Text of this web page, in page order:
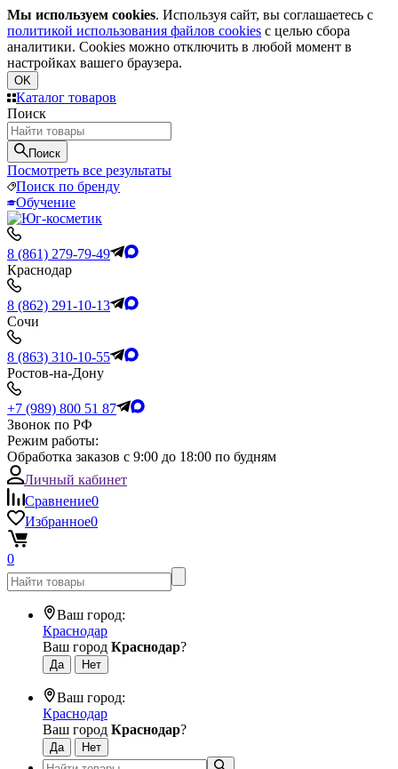
Мы используем cookies. Используя сайт, вы соглашаетесь с
политикой использования файлов cookies с целью сбора
аналитики. Cookies можно отключить в любой момент в
настройках вашего браузера.
OK
Каталог товаров
Поиск
Поиск
Посмотреть все результаты
Поиск по бренду
Обучение
8 (861) 279-79-49
Краснодар
8 (862) 291-10-13
Сочи
8 (863) 310-10-55
Ростов-на-Дону
+7 (989) 800 51 87
Звонок по РФ
Режим работы:
Обработка заказов с 9:00 до 18:00 по будням
Личный кабинет
Сравнение0
Избранное0
0
Ваш город:
Краснодар
Ваш город Краснодар?
Ваш город:
Краснодар
Ваш город Краснодар?